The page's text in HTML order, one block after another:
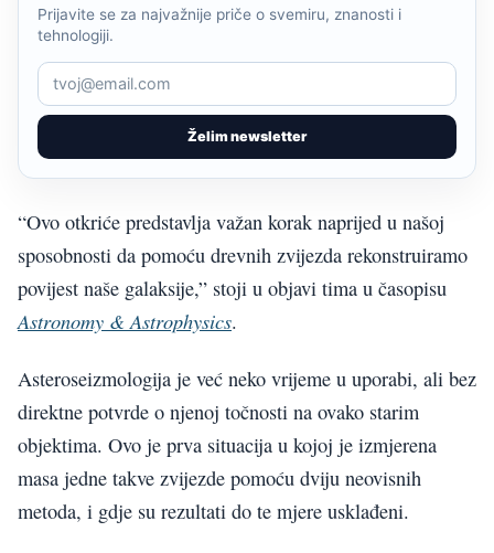
Želim newsletter
Prijavite se za najvažnije priče o svemiru, znanosti i
tehnologiji.
“Ovo otkriće predstavlja važan korak naprijed u našoj
sposobnosti da pomoću drevnih zvijezda rekonstruiramo
povijest naše galaksije,” stoji u objavi tima u časopisu
Astronomy & Astrophysics.
Asteroseizmologija je već neko vrijeme u uporabi, ali bez
direktne potvrde o njenoj točnosti na ovako starim
objektima. Ovo je prva situacija u kojoj je izmjerena
masa jedne takve zvijezde pomoću dviju neovisnih
metoda, i gdje su rezultati do te mjere usklađeni.